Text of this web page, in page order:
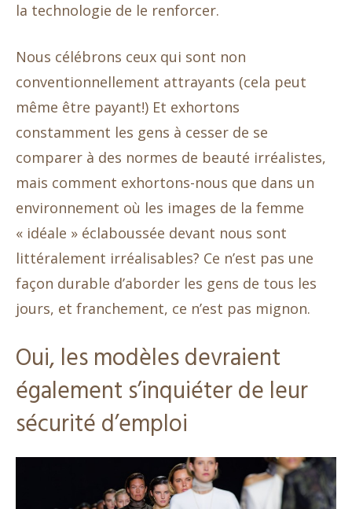
la technologie de le renforcer.
Nous célébrons ceux qui sont non
conventionnellement attrayants (cela peut
même être payant!) Et exhortons
constamment les gens à cesser de se
comparer à des normes de beauté irréalistes,
mais comment exhortons-nous que dans un
environnement où les images de la femme
« idéale » éclaboussée devant nous sont
littéralement irréalisables? Ce n’est pas une
façon durable d’aborder les gens de tous les
jours, et franchement, ce n’est pas mignon.
Oui, les modèles devraient
également s’inquiéter de leur
sécurité d’emploi